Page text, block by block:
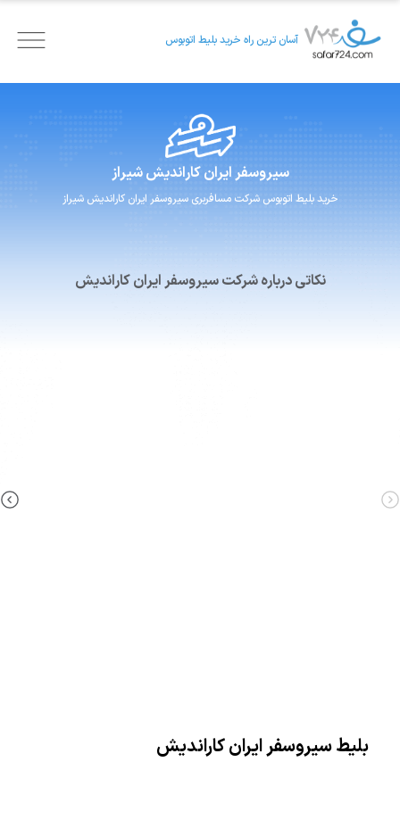
آسان ترین راه خرید بلیط اتوبوس
سیروسفر ایران کاراندیش شیراز
خرید بلیط اتوبوس شرکت مسافربری سیروسفر ایران کاراندیش شیراز
نکاتی درباره شرکت سیروسفر ایران کاراندیش
بلیط سیروسفر ایران کاراندیش